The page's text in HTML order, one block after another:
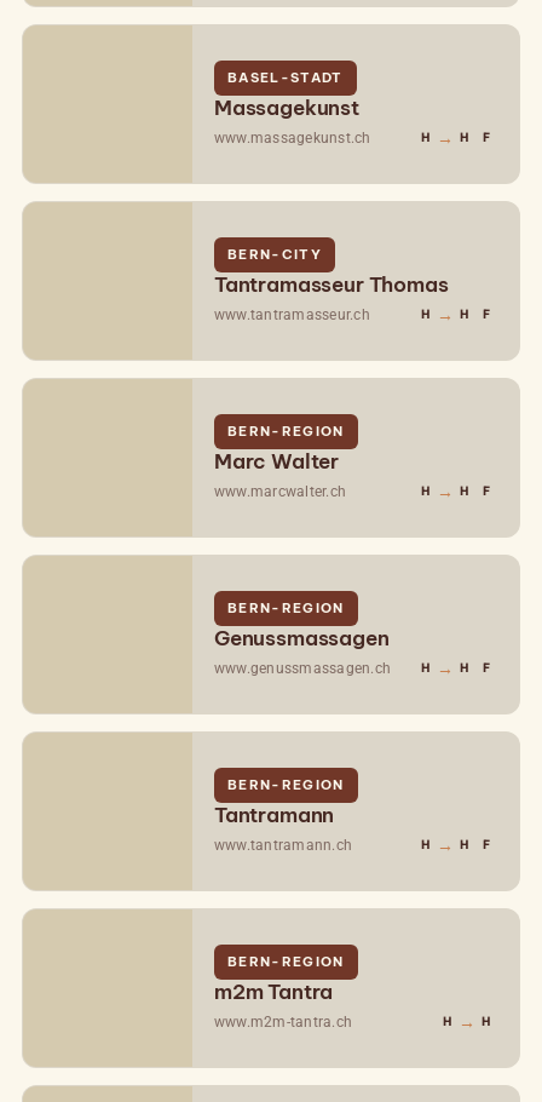
BASEL-STADT
Massagekunst
www.massagekunst.ch H → H F
BERN-CITY
Tantramasseur Thomas
www.tantramasseur.ch H → H F
BERN-REGION
Marc Walter
www.marcwalter.ch H → H F
BERN-REGION
Genussmassagen
www.genussmassagen.ch H → H F
BERN-REGION
Tantramann
www.tantramann.ch H → H F
BERN-REGION
m2m Tantra
www.m2m-tantra.ch H → H